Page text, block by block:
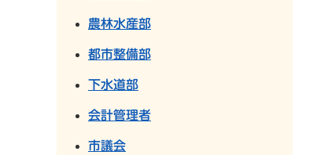
農林水産部
都市整備部
下水道部
会計管理者
市議会